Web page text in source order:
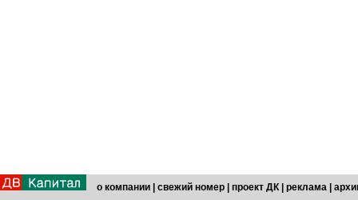
о компании свежий номер проект ДК реклама